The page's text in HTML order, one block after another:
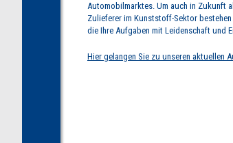
Automobilmarktes. Um auch in Zukunft
Zulieferer im Kunststoff-Sektor
die Ihre Aufgaben mit Leidenschaft und
Hier gelangen Sie zu unseren aktuellen